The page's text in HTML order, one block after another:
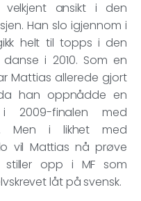
ansikt i den
Han slo igjennom i
helt til topps i den
i 2010. Som en
Mattias allerede gjort
han oppnådde en
i 2009-finalen med
. Men i likhet med
vil Mattias nå prøve
opp i MF som
låt på svensk.